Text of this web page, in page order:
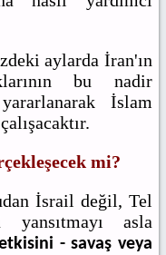
aylarda İran'ın
bu nadir
İslam
mi?
İsrail değil, Tel
asla
- savaş veya